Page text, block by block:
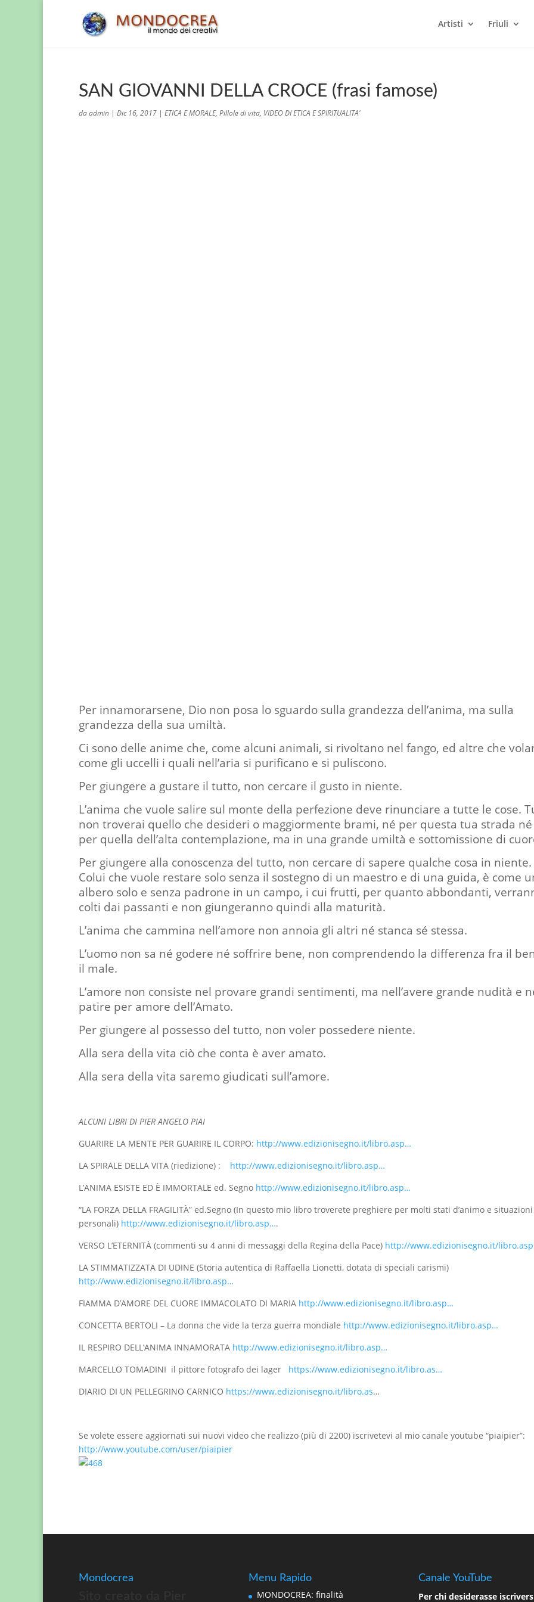
Artisti Friuli
SAN GIOVANNI DELLA CROCE (frasi famose)
daadmin | Dic 16, 2017 | ETICA E MORALE, Pillole di vita, VIDEO DI ETICA E SPIRITUALITA'
Per innamorarsene, Dio non posa lo sguardo sulla grandezza dell’anima, ma sulla
grandezza della sua umiltà.
Ci sono delle anime che, come alcuni animali, si rivoltano nel fango, ed altre che
come gli uccelli i quali nell’aria si purificano e si puliscono.
Per giungere a gustare il tutto, non cercare il gusto in niente.
L’anima che vuole salire sul monte della perfezione deve rinunciare a tutte le cose.
non troverai quello che desideri o maggiormente brami, né per questa tua strada né
per quella dell’alta contemplazione, ma in una grande umiltà e sottomissione di
Per giungere alla conoscenza del tutto, non cercare di sapere qualche cosa in niente.
Colui che vuole restare solo senza il sostegno di un maestro e di una guida, è come
albero solo e senza padrone in un campo, i cui frutti, per quanto abbondanti,
colti dai passanti e non giungeranno quindi alla maturità.
L’anima che cammina nell’amore non annoia gli altri né stanca sé stessa.
L’uomo non sa né godere né soffrire bene, non comprendendo la differenza fra il
il male.
L’amore non consiste nel provare grandi sentimenti, ma nell’avere grande nudità e
patire per amore dell’Amato.
Per giungere al possesso del tutto, non voler possedere niente.
Alla sera della vita ciò che conta è aver amato.
Alla sera della vita saremo giudicati sull’amore.
ALCUNI LIBRI DI PIER ANGELO PIAI
GUARIRE LA MENTE PER GUARIRE IL CORPO: http://www.edizionisegno.it/libro.asp…
LA SPIRALE DELLA VITA (riedizione) : http://www.edizionisegno.it/libro.asp…
L’ANIMA ESISTE ED È IMMORTALE ed. Segno http://www.edizionisegno.it/libro.asp…
“LA FORZA DELLA FRAGILITÀ” ed.Segno (In questo mio libro troverete preghiere per molti stati d’animo e situazioni
personali) http://www.edizionisegno.it/libro.asp….
VERSO L’ETERNITÀ (commenti su 4 anni di messaggi della Regina della Pace) http://www.edizionisegno.it/
LA STIMMATIZZATA DI UDINE (Storia autentica di Raffaella Lionetti, dotata di speciali carismi)
http://www.edizionisegno.it/libro.asp…
FIAMMA D’AMORE DEL CUORE IMMACOLATO DI MARIA http://www.edizionisegno.it/libro.asp…
CONCETTA BERTOLI – La donna che vide la terza guerra mondiale http://www.edizionisegno.it/libro.asp…
IL RESPIRO DELL’ANIMA INNAMORATA http://www.edizionisegno.it/libro.asp…
MARCELLO TOMADINI il pittore fotografo dei lager https://www.edizionisegno.it/libro.as…
DIARIO DI UN PELLEGRINO CARNICO https://www.edizionisegno.it/libro.as…
Se volete essere aggiornati sui nuovi video che realizzo (più di 2200) iscrivetevi al mio canale youtube “piaipier”:
http://www.youtube.com/user/piaipier
Mondocrea Menu Rapido
MONDOCREA: finalità
Canale YouTube
Per chi desiderasse